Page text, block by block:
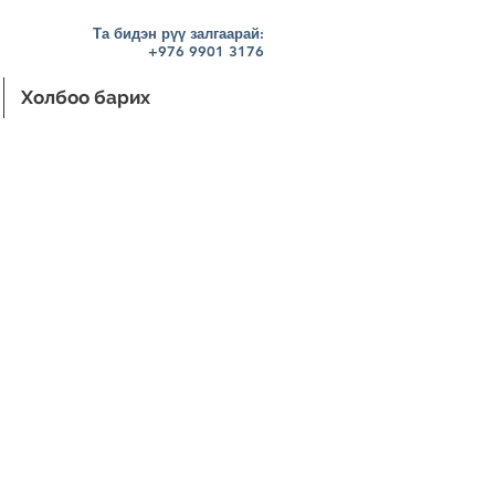
Та бидэн рүү залгаарай:
+976 9901 3176
Холбоо барих